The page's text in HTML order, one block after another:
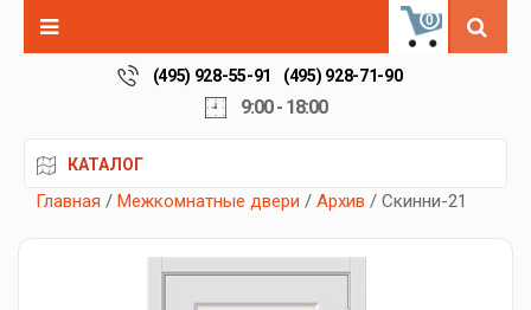
0
(495) 928-55-91 (495) 928-71-90
9:00 - 18:00
КАТАЛОГ
Главная / Межкомнатные двери / Архив / Скинни-21